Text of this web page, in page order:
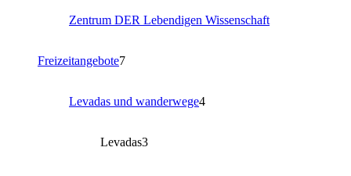
Zentrum DER Lebendigen Wissenschaft
Freizeitangebote7
Levadas und wanderwege4
Levadas3